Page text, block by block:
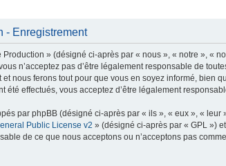
- Enregistrement
Production » (désigné ci-après par « nous », « notre », «
n’acceptez pas d’être légalement responsable de
et nous ferons tout pour que vous en soyez informé, bien
été effectués, vous acceptez d’être légalement
par phpBB (désigné ci-après par « ils », « eux », «
Public License v2 » (désigné ci-après par « GPL »)
de ce que nous acceptons ou n’acceptons pas